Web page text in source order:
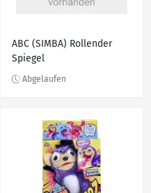
ABC (SIMBA) Rollender
Spiegel